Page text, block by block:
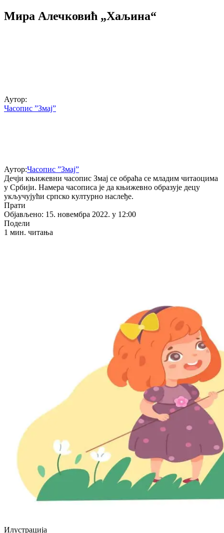
Мира Алечковић „Хаљина“
Аутор:
Часопис ”Змај”
Аутор:Часопис ”Змај”
Дечји књижевни часопис Змај се обраћа се младим читаоцима
у Србији. Намера часописа је да књижевно образује децу
укључујући српско културно наслеђе.
Прати
Објављено: 15. новембра 2022. у 12:00
Подели
1 мин. читања
Илустрацијa